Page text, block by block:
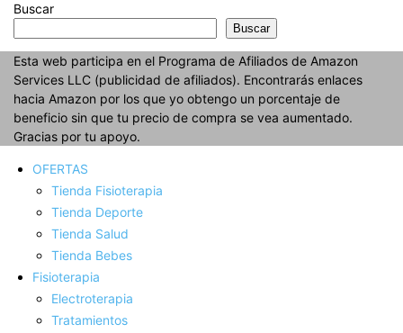
Buscar
Buscar
Esta web participa en el Programa de Afiliados de Amazon
Services LLC (publicidad de afiliados). Encontrarás enlaces
hacia Amazon por los que yo obtengo un porcentaje de
beneficio sin que tu precio de compra se vea aumentado.
Gracias por tu apoyo.
OFERTAS
Tienda Fisioterapia
Tienda Deporte
Tienda Salud
Tienda Bebes
Fisioterapia
Electroterapia
Tratamientos